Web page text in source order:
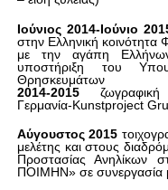
Ιούνιος 2014-Ιούνιο
στην Ελληνική κοινότητα
με την αγάπη
υποστήριξη του
Θρησκευμάτων
2014-2015
ζωγραφική
Γερμανία-Kunstproject
Αύγουστος 2015
μελέτης και στους
Προστασίας Ανηλίκων
ΠΟΙΜΗΝ» σε συνεργασία